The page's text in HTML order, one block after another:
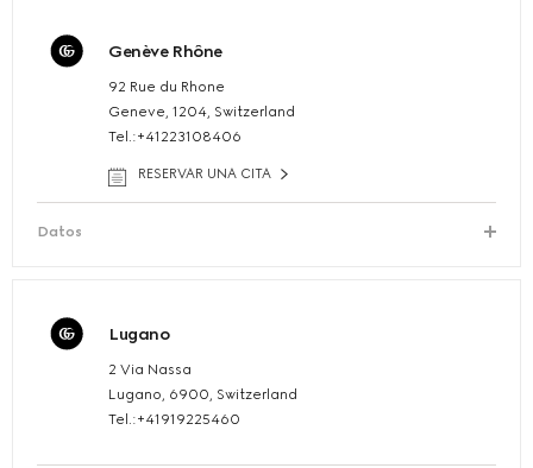
Genève Rhône
92 Rue du Rhone
Geneve, 1204, Switzerland
Tel.:+41223108406
RESERVAR UNA CITA
Datos
Lugano
2 Via Nassa
Lugano, 6900, Switzerland
Tel.:+41919225460